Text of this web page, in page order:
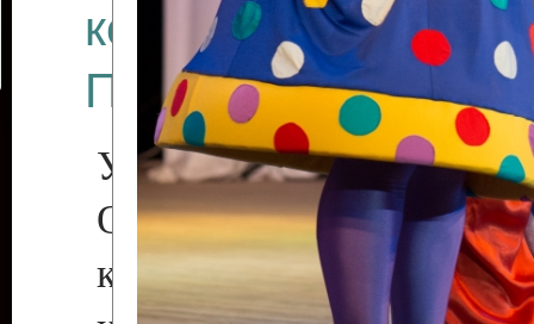
коллективов
Приднестровского
Участники фестиваля:
Образцовый
коллектив